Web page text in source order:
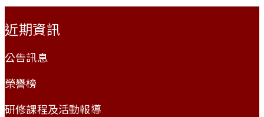
近期資訊
公告訊息
榮譽榜
研修課程及活動報導